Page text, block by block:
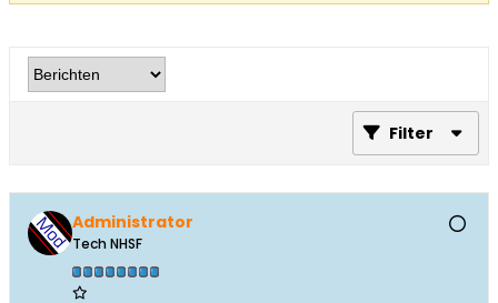
Filter
Administrator
Tech NHSF